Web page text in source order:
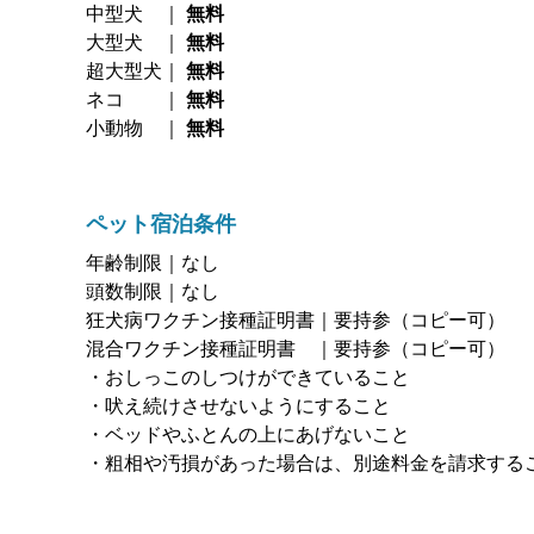
中型犬 ｜ 無料
大型犬 ｜ 無料
超大型犬｜ 無料
ネコ ｜ 無料
小動物 ｜ 無料
ペット宿泊条件
年齢制限｜なし
頭数制限｜なし
狂犬病ワクチン接種証明書｜要持参（コピー可）
混合ワクチン接種証明書 ｜要持参（コピー可）
・おしっこのしつけができていること
・吠え続けさせないようにすること
・ベッドやふとんの上にあげないこと
・粗相や汚損があった場合は、別途料金を請求する